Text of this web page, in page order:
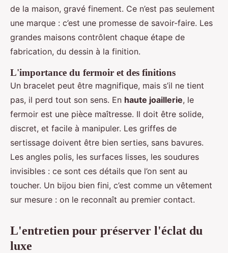
de la maison, gravé finement. Ce n’est pas seulement
une marque : c’est une promesse de savoir-faire. Les
grandes maisons contrôlent chaque étape de
fabrication, du dessin à la finition.
L'importance du fermoir et des finitions
Un bracelet peut être magnifique, mais s’il ne tient
pas, il perd tout son sens. En haute joaillerie, le
fermoir est une pièce maîtresse. Il doit être solide,
discret, et facile à manipuler. Les griffes de
sertissage doivent être bien serties, sans bavures.
Les angles polis, les surfaces lisses, les soudures
invisibles : ce sont ces détails que l’on sent au
toucher. Un bijou bien fini, c’est comme un vêtement
sur mesure : on le reconnaît au premier contact.
L'entretien pour préserver l'éclat du
luxe